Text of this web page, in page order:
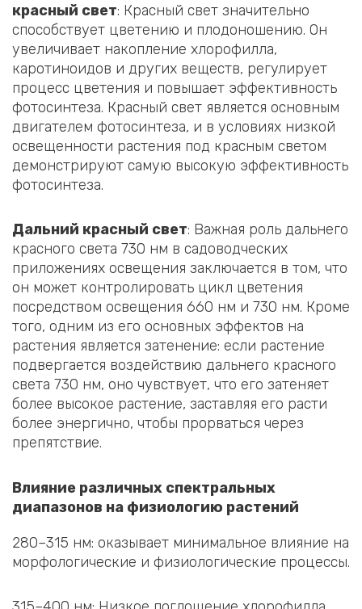
красный свет‌: Красный свет значительно
способствует цветению и плодоношению. Он
увеличивает накопление хлорофилла,
каротиноидов и других веществ, регулирует
процесс цветения и повышает эффективность
фотосинтеза. Красный свет является основным
двигателем фотосинтеза, и в условиях низкой
освещенности растения под красным светом
демонстрируют самую высокую эффективность
фотосинтеза.
Дальний красный свет: Важная роль дальнего
красного света 730 нм в садоводческих
приложениях освещения заключается в том, что
он может контролировать цикл цветения
посредством освещения 660 нм и 730 нм. Кроме
того, одним из его основных эффектов на
растения является затенение: если растение
подвергается воздействию дальнего красного
света 730 нм, оно чувствует, что его затеняет
более высокое растение, заставляя его расти
более энергично, чтобы прорваться через
препятствие.
Влияние различных спектральных
диапазонов на физиологию растений
280–315 нм: оказывает минимальное влияние на
морфологические и физиологические процессы.